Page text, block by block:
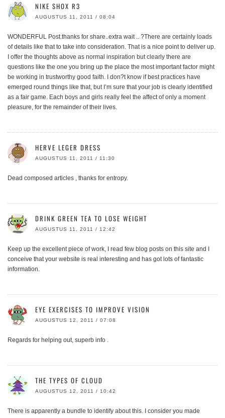
NIKE SHOX R3
AUGUSTUS 11, 2011 / 08:04
WONDERFUL Post.thanks for share..extra wait .. ?There are certainly loads
of details like that to take into consideration. That is a nice point to deliver up.
I offer the thoughts above as normal inspiration but clearly there are
questions like the one you bring up the place the most important factor might
be working in trustworthy good faith. I don?t know if best practices have
emerged round things like that, but I’m sure that your job is clearly identified
as a fair game. Each boys and girls really feel the affect of only a moment
pleasure, for the remainder of their lives.
HERVE LEGER DRESS
AUGUSTUS 11, 2011 / 11:30
Dead composed articles , thanks for entropy.
DRINK GREEN TEA TO LOSE WEIGHT
AUGUSTUS 11, 2011 / 12:42
Keep up the excellent piece of work, I read few blog posts on this site and I
conceive that your website is real interesting and has got lots of fantastic
information.
EYE EXERCISES TO IMPROVE VISION
AUGUSTUS 12, 2011 / 07:08
Regards for helping out, superb info .
THE TYPES OF CLOUD
AUGUSTUS 12, 2011 / 10:42
There is apparently a bundle to identify about this. I consider you made